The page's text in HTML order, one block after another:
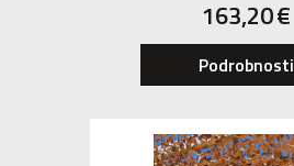
163,20€
Podrobnosti